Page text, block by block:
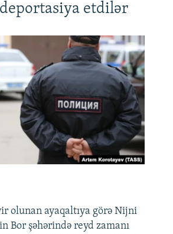
deportasiya etdilər
olunan ayaqaltıya görə Nijni
Bor şəhərində reyd zamanı